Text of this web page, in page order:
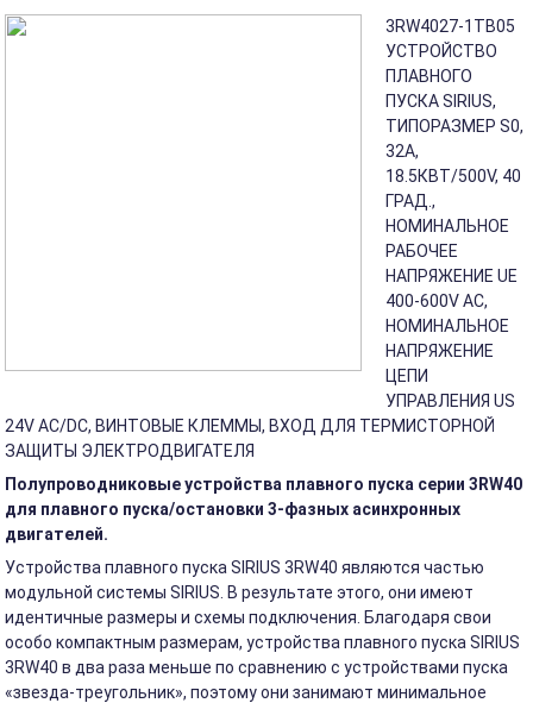
3RW4027-1TB05
УСТРОЙСТВО
ПЛАВНОГО
ПУСКА SIRIUS,
ТИПОРАЗМЕР S0,
32A,
18.5КВТ/500V, 40
ГРАД.,
НОМИНАЛЬНОЕ
РАБОЧЕЕ
НАПРЯЖЕНИЕ UE
400-600V AC,
НОМИНАЛЬНОЕ
НАПРЯЖЕНИЕ
ЦЕПИ
УПРАВЛЕНИЯ US
24V AC/DC, ВИНТОВЫЕ КЛЕММЫ, ВХОД ДЛЯ ТЕРМИСТОРНОЙ
ЗАЩИТЫ ЭЛЕКТРОДВИГАТЕЛЯ
Полупроводниковые устройства плавного пуска серии 3RW40
для плавного пуска/остановки 3-фазных асинхронных
двигателей.
Устройства плавного пуска SIRIUS 3RW40 являются частью
модульной системы SIRIUS. В результате этого, они имеют
идентичные размеры и схемы подключения. Благодаря свои
особо компактным размерам, устройства плавного пуска SIRIUS
3RW40 в два раза меньше по сравнению с устройствами пуска
«звезда-треугольник», поэтому они занимают минимальное